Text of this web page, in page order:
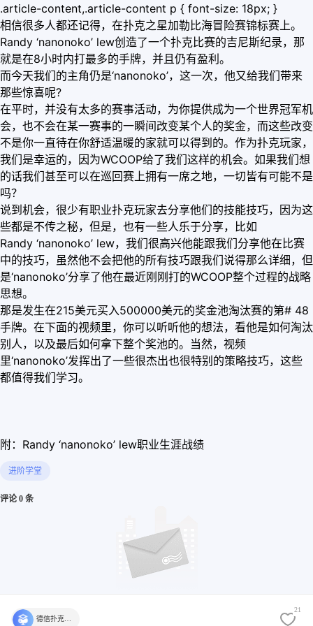
.article-content,.article-content p { font-size: 18px; }
相信很多人都还记得，在扑克之星加勒比海冒险赛锦标赛上。
Randy ‘nanonoko’ lew创造了一个扑克比赛的吉尼斯纪录，那
就是在8小时内打最多的手牌，并且仍有盈利。
而今天我们的主角仍是‘nanonoko’，这一次，他又给我们带来
那些惊喜呢?
在平时，并没有太多的赛事活动，为你提供成为一个世界冠军机
会，也不会在某一赛事的一瞬间改变某个人的奖金，而这些改变
不是你一直待在你舒适温暖的家就可以得到的。作为扑克玩家，
我们是幸运的，因为WCOOP给了我们这样的机会。如果我们想
的话我们甚至可以在巡回赛上拥有一席之地，一切皆有可能不是
吗？
说到机会，很少有职业扑克玩家去分享他们的技能技巧，因为这
些都是不传之秘，但是，也有一些人乐于分享，比如
Randy ‘nanonoko’ lew，我们很高兴他能跟我们分享他在比赛
中的技巧，虽然他不会把他的所有技巧跟我们说得那么详细，但
是‘nanonoko’分享了他在最近刚刚打的WCOOP整个过程的战略
思想。
那是发生在215美元买入500000美元的奖金池淘汰赛的第# 48
手牌。在下面的视频里，你可以听听他的想法，看他是如何淘汰
别人，以及最后如何拿下整个奖池的。当然，视频
里‘nanonoko’发挥出了一些很杰出也很特别的策略技巧，这些
都值得我们学习。
附：Randy ‘nanonoko’ lew职业生涯战绩
进阶学堂
评论 0 条
21